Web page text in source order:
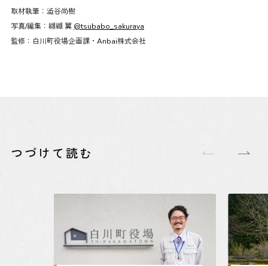
取材執筆： 澁谷尚樹
写真/編集： 纐纈 翼 @tsubabo_sakuraya
監修： 白川町役場企画課・Anbai株式会社
つづけて読む